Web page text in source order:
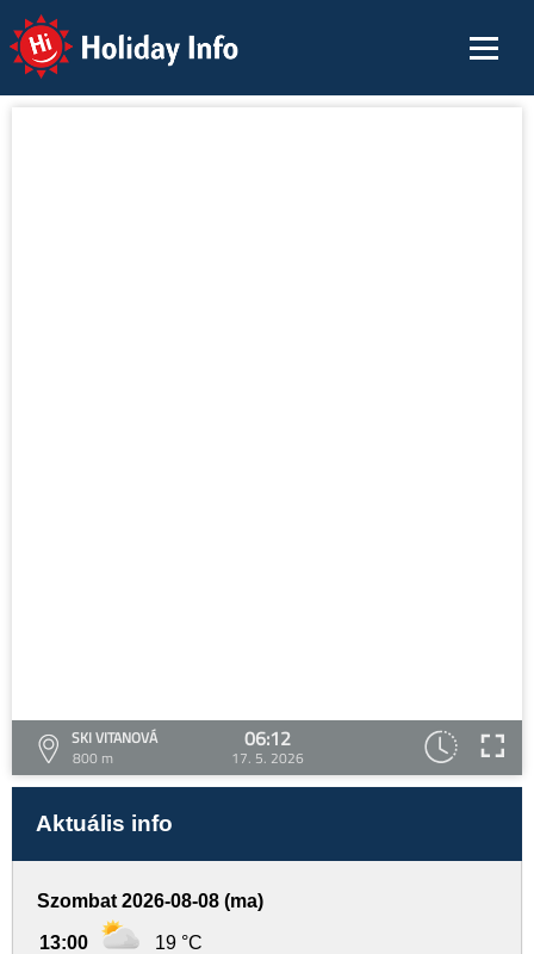
Holiday Info
SKI VITANOVÁ
800 m
06:12
17. 5. 2026
Aktuális info
Szombat 2026-08-08 (ma)
13:00 19 °C